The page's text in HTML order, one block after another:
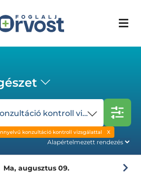
Idegennyelvű konzultáció kontroll vizsgálattal
konzultáció kontroll vizsgálattal
Ma, augusztus 09.